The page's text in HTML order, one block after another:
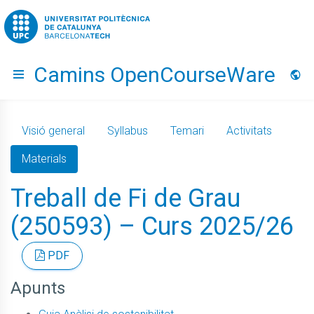
Go to upc.edu
Hide menu
Camins OpenCourseWare
Visió general Syllabus Temari Activitats
Materials
Treball de Fi de Grau
(250593) – Curs 2025/26
PDF
Apunts